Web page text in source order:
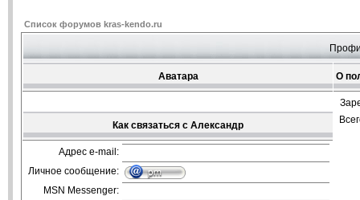
Список форумов kras-kendo.ru
Аватара О
Как связаться с Александр
Адрес e-mail:
Личное сообщение:
MSN Messenger: